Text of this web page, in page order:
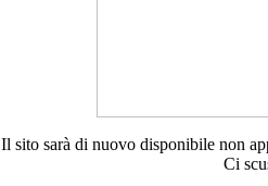
Il sito sarà di nuovo disponibile non
Ci